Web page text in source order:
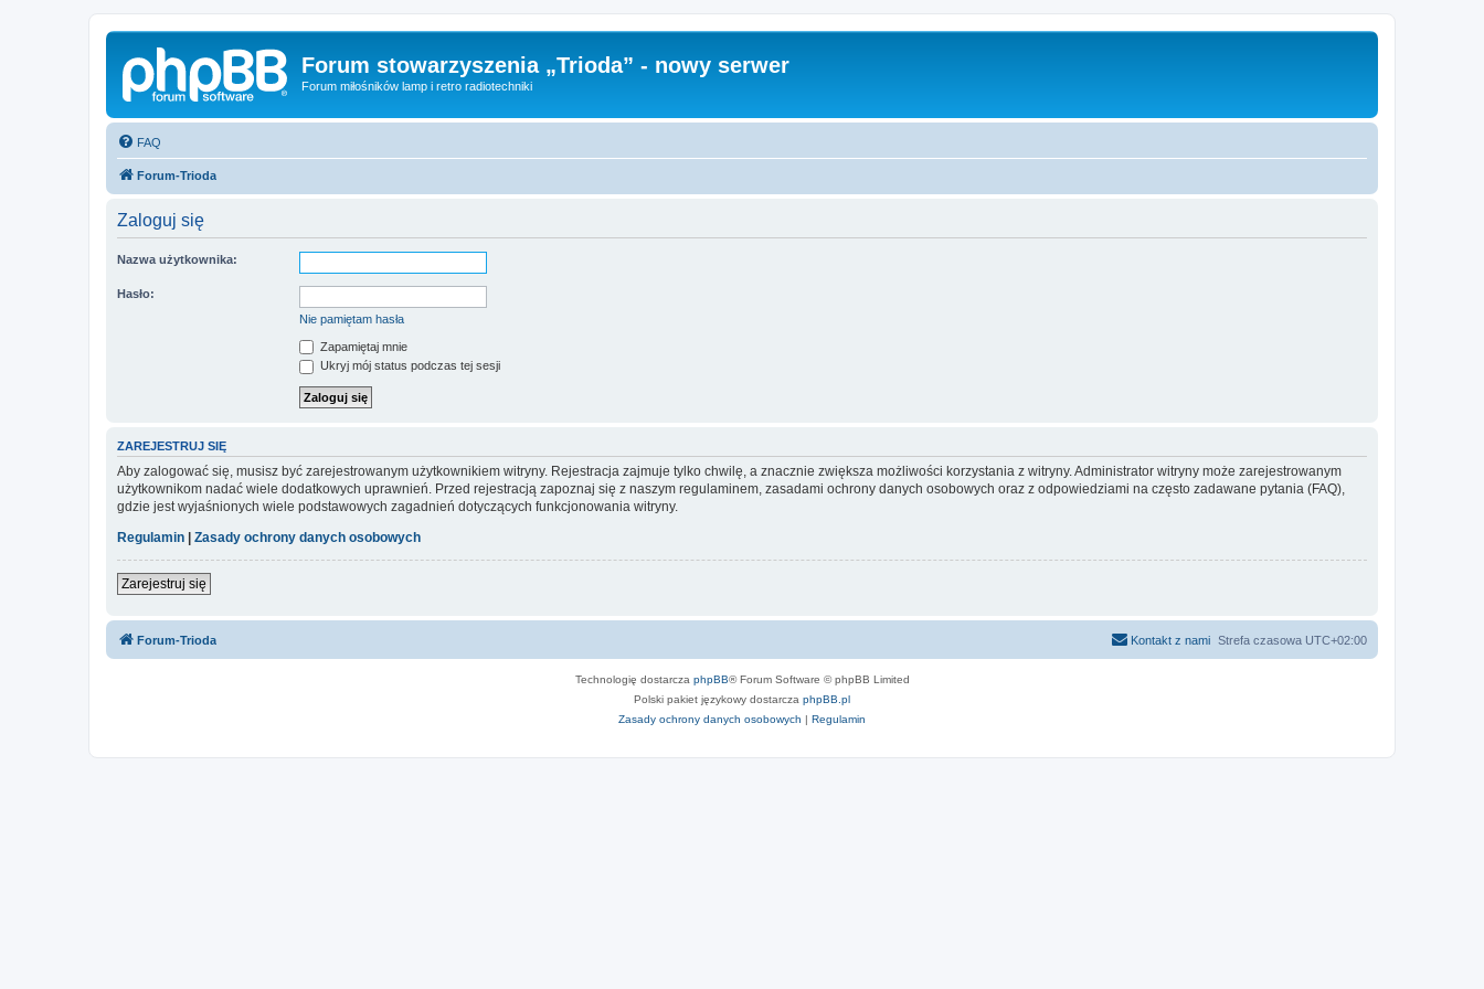
Forum stowarzyszenia „Trioda” - nowy serwer
Forum miłośników lamp i retro radiotechniki
FAQ
Forum-Trioda
Zaloguj się
Nazwa użytkownika:
Hasło:
Nie pamiętam hasła
Zapamiętaj mnie
Ukryj mój status podczas tej sesji
ZAREJESTRUJ SIĘ
Aby zalogować się, musisz być zarejestrowanym użytkownikiem witryny. Rejestracja zajmuje tylko chwilę, a znacznie zwiększa możliwości korzystania z witryny. Administrator witryny może zarejestrowanym
użytkownikom nadać wiele dodatkowych uprawnień. Przed rejestracją zapoznaj się z naszym regulaminem, zasadami ochrony danych osobowych oraz z odpowiedziami na często zadawane pytania (FAQ),
gdzie jest wyjaśnionych wiele podstawowych zagadnień dotyczących funkcjonowania witryny.
Regulamin
Zasady ochrony danych osobowych
Zarejestruj się
Forum-Trioda Strefa czasowa UTC+02:00
Kontakt z nami
Technologię dostarcza phpBB® Forum Software © phpBB Limited
Polski pakiet językowy dostarcza phpBB.pl
Zasady ochrony danych osobowych | Regulamin